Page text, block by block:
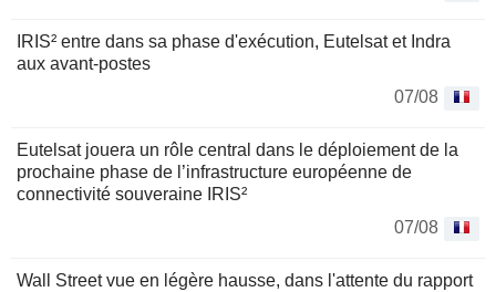
IRIS² entre dans sa phase d'exécution, Eutelsat et Indra
aux avant-postes
07/08
Eutelsat jouera un rôle central dans le déploiement de la
prochaine phase de l’infrastructure européenne de
connectivité souveraine IRIS²
07/08
Wall Street vue en légère hausse, dans l'attente du rapport